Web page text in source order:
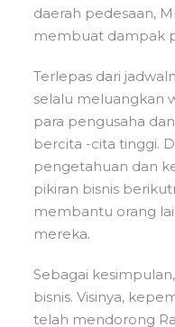
daerah pedesaan,
membuat dampak
Terlepas dari
selalu meluangkan
para pengusaha
bercita -cita tinggi.
pengetahuan dan
pikiran bisnis
membantu orang
mereka.
Sebagai
bisnis. Visinya,
telah mendorong